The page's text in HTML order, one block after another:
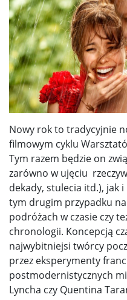
Nowy rok to tradycyjnie
filmowym cyklu
Tym razem będzie on
zarówno w ujęciu
dekady, stulecia itd.), jak
tym drugim przypadku
podróżach w czasie czy
chronologii. Koncepcją
najwybitniejsi twórcy
przez eksperymenty
postmodernistycznych
Lyncha czy Quentina